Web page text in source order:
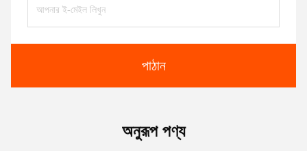
পাঠান
অনুরূপ পণ্য